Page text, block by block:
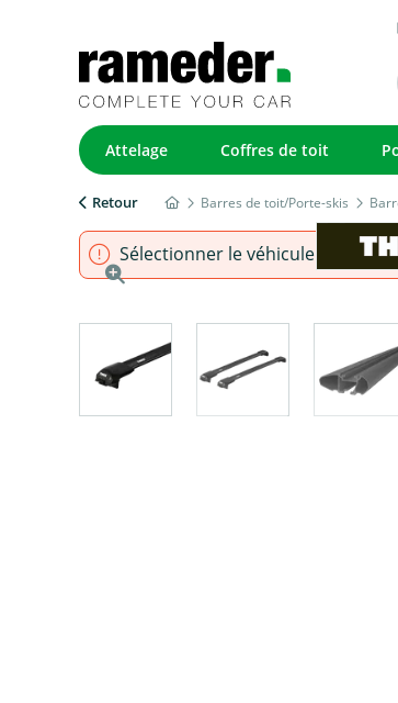
Attelage Coffres de toit
Retour Barres de toit/Porte-skis
Sélectionner le véhicule pour